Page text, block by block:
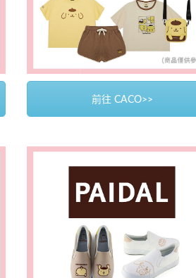
前往 CACO>>